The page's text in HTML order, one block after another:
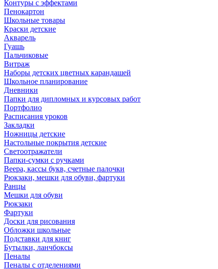
Контуры с эффектами
Пенокартон
Школьные товары
Краски детские
Акварель
Гуашь
Пальчиковые
Витраж
Наборы детских цветных карандашей
Школьное планирование
Дневники
Папки для дипломных и курсовых работ
Портфолио
Расписания уроков
Закладки
Ножницы детские
Настольные покрытия детские
Светоотражатели
Папки-сумки с ручками
Веера, кассы букв, счетные палочки
Рюкзаки, мешки для обуви, фартуки
Ранцы
Мешки для обуви
Рюкзаки
Фартуки
Доски для рисования
Обложки школьные
Подставки для книг
Бутылки, ланчбоксы
Пеналы
Пеналы с отделениями